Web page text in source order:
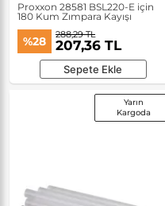
Proxxon 28581 BSL220-E için
180 Kum Zımpara Kayışı
%28 288,29 TL
207,36 TL
Sepete Ekle
Yarın
Kargoda